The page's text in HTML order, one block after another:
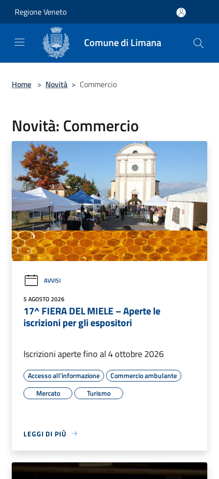
Regione Veneto
Comune di Limana
Home > Novità > Commercio
Novità: Commercio
AVVISI
5 AGOSTO 2026
17^ FIERA DEL MIELE – Aperte le
iscrizioni per gli espositori
Iscrizioni aperte fino al 4 ottobre 2026
Accesso all'informazione
Commercio ambulante
Mercato
Turismo
LEGGI DI PIÙ